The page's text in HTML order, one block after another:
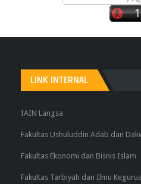
LINK INTERNAL
IAIN Langsa
Fakultas Ushuluddin Adab dan
Fakultas Ekonomi dan Bisnis Islam
Fakultas Tarbiyah dan Ilmu